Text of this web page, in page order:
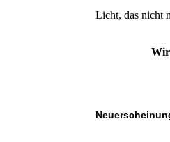
Licht, das nicht
Wir